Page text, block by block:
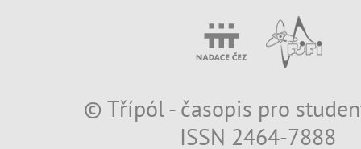
© Třípól - časopis pro
ISSN 2464-7888